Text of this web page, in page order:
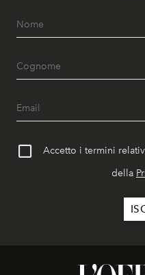
Accetto i termini
della